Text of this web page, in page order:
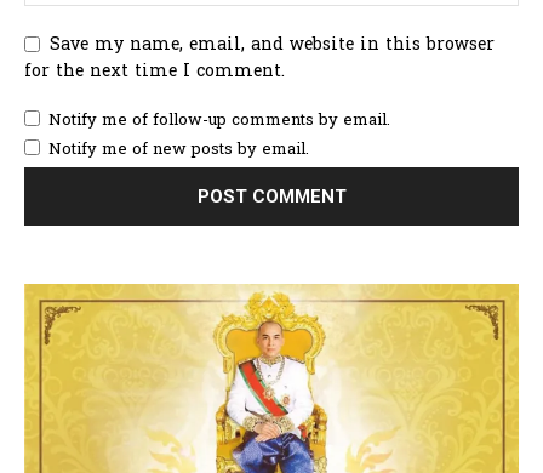
Save my name, email, and website in this browser
for the next time I comment.
Notify me of follow-up comments by email.
Notify me of new posts by email.